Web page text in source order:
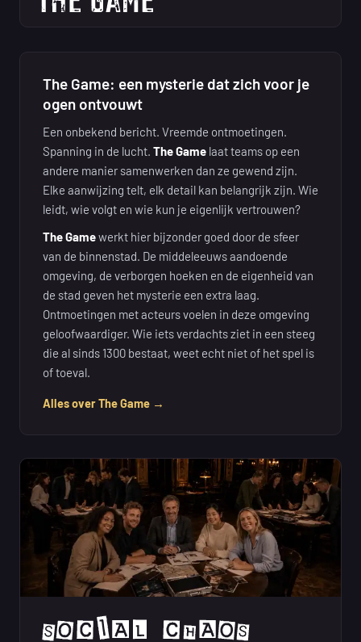
The Game: een mysterie dat zich voor je
ogen ontvouwt
Een onbekend bericht. Vreemde ontmoetingen.
Spanning in de lucht. The Game laat teams op een
andere manier samenwerken dan ze gewend zijn.
Elke aanwijzing telt, elk detail kan belangrijk zijn. Wie
leidt, wie volgt en wie kun je eigenlijk vertrouwen?
The Gamewerkt hier bijzonder goed door de sfeer
van de binnenstad. De middeleeuws aandoende
omgeving, de verborgen hoeken en de eigenheid van
de stad geven het mysterie een extra laag.
Ontmoetingen met acteurs voelen in deze omgeving
geloofwaardiger. Wie iets verdachts ziet in een steeg
die al sinds 1300 bestaat, weet echt niet of het spel is
of toeval.
Alles over The Game →